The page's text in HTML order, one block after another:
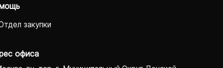
закупки
офиса